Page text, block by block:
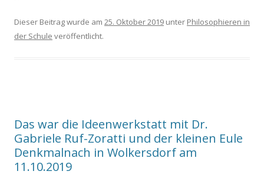
Dieser Beitrag wurde am 25. Oktober 2019 unter Philosophieren in
der Schule veröffentlicht.
Das war die Ideenwerkstatt mit Dr.
Gabriele Ruf-Zoratti und der kleinen Eule
Denkmalnach in Wolkersdorf am
11.10.2019